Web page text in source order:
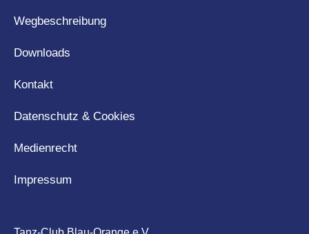
Wegbeschreibung
Downloads
Kontakt
Datenschutz & Cookies
Medienrecht
Impressum